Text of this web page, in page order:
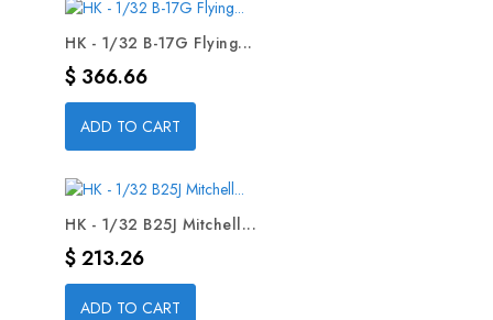
HK - 1/32 B-17G Flying...
Precio
$ 366.66
ADD TO CART
HK - 1/32 B25J Mitchell...
Precio
$ 213.26
ADD TO CART